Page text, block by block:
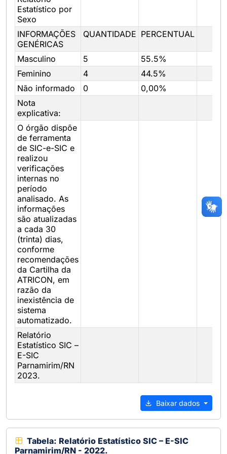
Estatístico por
Sexo
INFORMAÇÕES
GENÉRICAS
QUANTIDADE PERCENTUAL
Masculino 5
55.5%
Feminino
4
44.5%
Não informado
0
0,00%
Nota
explicativa:
O órgão dispõe
de ferramenta
de SIC-e-SIC e
realizou
verificações
internas no
período
analisado. As
informações
são atualizadas
a cada 30
(trinta) dias,
conforme
recomendações
da Cartilha da
ATRICON, em
razão da
inexistência de
sistema
automatizado.
Relatório
Estatístico SIC –
E-SIC
Parnamirim/RN
2023.
Baixar dados
Tabela: Relatório Estatístico SIC – E-SIC
Parnamirim/RN - 2022.